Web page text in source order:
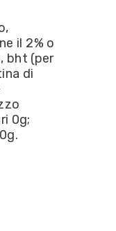
il 2% o
bht (per
di
0g;